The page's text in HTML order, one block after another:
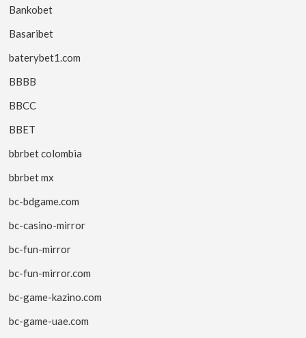
Bankobet
Basaribet
baterybet1.com
BBBB
BBCC
BBET
bbrbet colombia
bbrbet mx
bc-bdgame.com
bc-casino-mirror
bc-fun-mirror
bc-fun-mirror.com
bc-game-kazino.com
bc-game-uae.com